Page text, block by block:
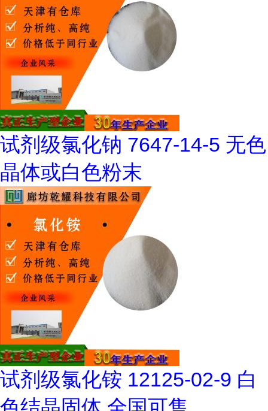
试剂级氯化钠 7647-14-5 无色
晶体或白色粉末
试剂级氯化铵 12125-02-9 白